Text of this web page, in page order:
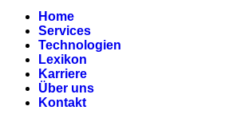
Home
Services
Technologien
Lexikon
Karriere
Über uns
Kontakt